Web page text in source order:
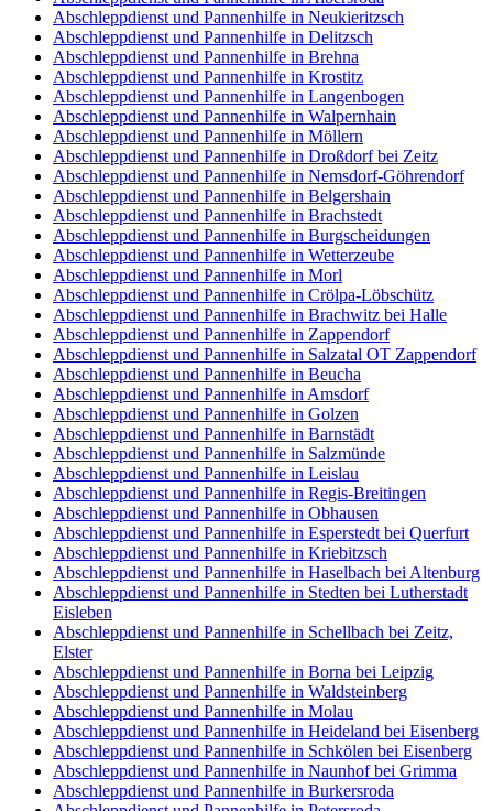
Abschleppdienst und Pannenhilfe in Neukieritzsch
Abschleppdienst und Pannenhilfe in Delitzsch
Abschleppdienst und Pannenhilfe in Brehna
Abschleppdienst und Pannenhilfe in Krostitz
Abschleppdienst und Pannenhilfe in Langenbogen
Abschleppdienst und Pannenhilfe in Walpernhain
Abschleppdienst und Pannenhilfe in Möllern
Abschleppdienst und Pannenhilfe in Droßdorf bei Zeitz
Abschleppdienst und Pannenhilfe in Nemsdorf-Göhrendorf
Abschleppdienst und Pannenhilfe in Belgershain
Abschleppdienst und Pannenhilfe in Brachstedt
Abschleppdienst und Pannenhilfe in Burgscheidungen
Abschleppdienst und Pannenhilfe in Wetterzeube
Abschleppdienst und Pannenhilfe in Morl
Abschleppdienst und Pannenhilfe in Crölpa-Löbschütz
Abschleppdienst und Pannenhilfe in Brachwitz bei Halle
Abschleppdienst und Pannenhilfe in Zappendorf
Abschleppdienst und Pannenhilfe in Salzatal OT Zappendorf
Abschleppdienst und Pannenhilfe in Beucha
Abschleppdienst und Pannenhilfe in Amsdorf
Abschleppdienst und Pannenhilfe in Golzen
Abschleppdienst und Pannenhilfe in Barnstädt
Abschleppdienst und Pannenhilfe in Salzmünde
Abschleppdienst und Pannenhilfe in Leislau
Abschleppdienst und Pannenhilfe in Regis-Breitingen
Abschleppdienst und Pannenhilfe in Obhausen
Abschleppdienst und Pannenhilfe in Esperstedt bei Querfurt
Abschleppdienst und Pannenhilfe in Kriebitzsch
Abschleppdienst und Pannenhilfe in Haselbach bei Altenburg
Abschleppdienst und Pannenhilfe in Stedten bei Lutherstadt
Eisleben
Abschleppdienst und Pannenhilfe in Schellbach bei Zeitz,
Elster
Abschleppdienst und Pannenhilfe in Borna bei Leipzig
Abschleppdienst und Pannenhilfe in Waldsteinberg
Abschleppdienst und Pannenhilfe in Molau
Abschleppdienst und Pannenhilfe in Heideland bei Eisenberg
Abschleppdienst und Pannenhilfe in Schkölen bei Eisenberg
Abschleppdienst und Pannenhilfe in Naunhof bei Grimma
Abschleppdienst und Pannenhilfe in Burkersroda